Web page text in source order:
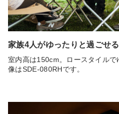
家族4人がゆったりと過ごせる
室内高は150cm。ロースタイル
像はSDE-080RHです。